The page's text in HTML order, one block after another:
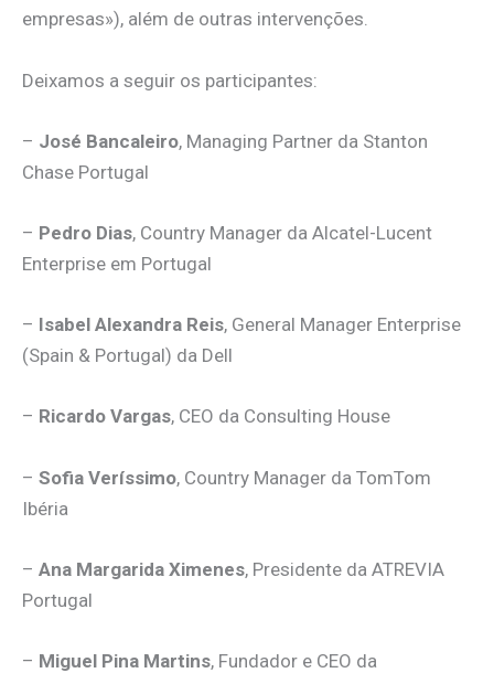
empresas»), além de outras intervenções.
Deixamos a seguir os participantes:
– José Bancaleiro, Managing Partner da Stanton
Chase Portugal
– Pedro Dias, Country Manager da Alcatel-Lucent
Enterprise em Portugal
– Isabel Alexandra Reis, General Manager Enterprise
(Spain & Portugal) da Dell
– Ricardo Vargas, CEO da Consulting House
– Sofia Veríssimo, Country Manager da TomTom
Ibéria
– Ana Margarida Ximenes, Presidente da ATREVIA
Portugal
– Miguel Pina Martins, Fundador e CEO da